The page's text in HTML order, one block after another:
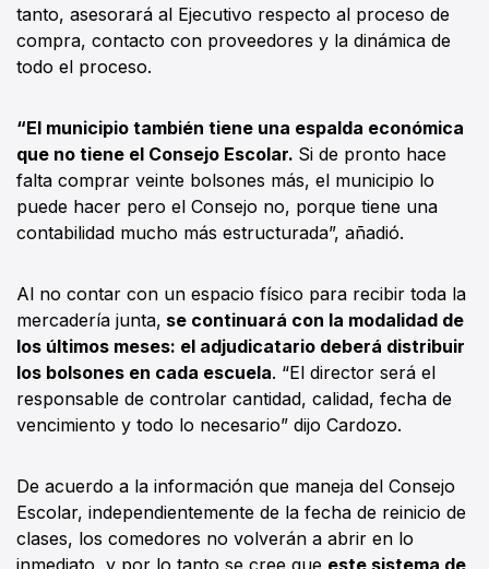
tanto, asesorará al Ejecutivo respecto al proceso de
compra, contacto con proveedores y la dinámica de
todo el proceso.
“El municipio también tiene una espalda económica
que no tiene el Consejo Escolar. Si de pronto hace
falta comprar veinte bolsones más, el municipio lo
puede hacer pero el Consejo no, porque tiene una
contabilidad mucho más estructurada”, añadió.
Al no contar con un espacio físico para recibir toda la
mercadería junta, se continuará con la modalidad de
los últimos meses: el adjudicatario deberá distribuir
los bolsones en cada escuela. “El director será el
responsable de controlar cantidad, calidad, fecha de
vencimiento y todo lo necesario” dijo Cardozo.
De acuerdo a la información que maneja del Consejo
Escolar, independientemente de la fecha de reinicio de
clases, los comedores no volverán a abrir en lo
inmediato, y por lo tanto se cree que este sistema de